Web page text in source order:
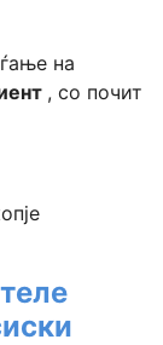
на
, со почит